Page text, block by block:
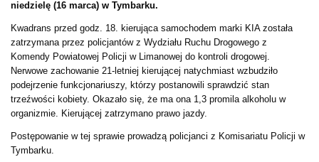
niedzielę (16 marca) w Tymbarku.
Kwadrans przed godz. 18. kierująca samochodem marki KIA została
zatrzymana przez policjantów z Wydziału Ruchu Drogowego z
Komendy Powiatowej Policji w Limanowej do kontroli drogowej.
Nerwowe zachowanie 21-letniej kierującej natychmiast wzbudziło
podejrzenie funkcjonariuszy, którzy postanowili sprawdzić stan
trzeźwości kobiety. Okazało się, że ma ona 1,3 promila alkoholu w
organizmie. Kierującej zatrzymano prawo jazdy.
Postępowanie w tej sprawie prowadzą policjanci z Komisariatu Policji w
Tymbarku.